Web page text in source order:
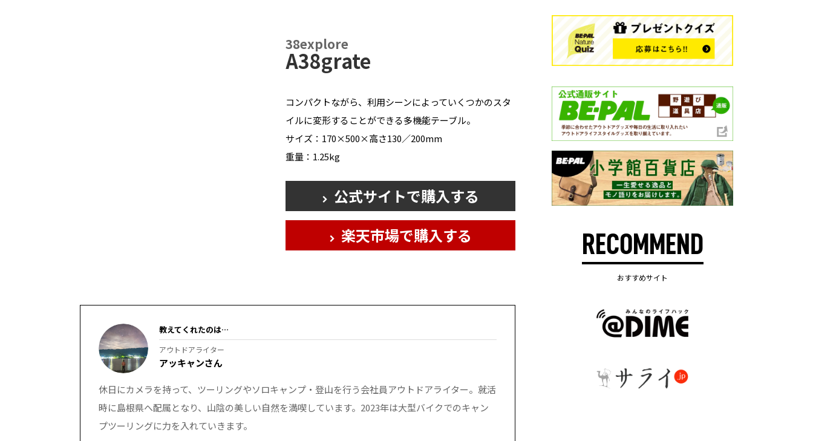
38explore
A38grate
コンパクトながら、利用シーンによっていくつかのスタ
イルに変形することができる多機能テーブル。
サイズ：170×500×高さ130／200mm
重量：1.25kg
公式サイトで購入する
楽天市場で購入する
教えてくれたのは…
アウトドアライター
アッキャンさん
休日にカメラを持って、ツーリングやソロキャンプ・登山を行う会社員アウトドアライター。就活
時に島根県へ配属となり、山陰の美しい自然を満喫しています。2023年は大型バイクでのキャン
プツーリングに力を入れていきます。
RECOMMEND
おすすめサイト